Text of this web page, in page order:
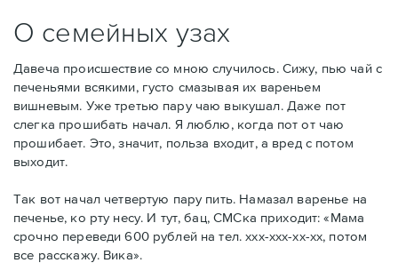
О семейных узах
Давеча происшествие со мною случилось. Сижу, пью чай с
печеньями всякими, густо смазывая их вареньем
вишневым. Уже третью пару чаю выкушал. Даже пот
слегка прошибать начал. Я люблю, когда пот от чаю
прошибает. Это, значит, польза входит, а вред с потом
выходит.
Так вот начал четвертую пару пить. Намазал варенье на
печенье, ко рту несу. И тут, бац, СМСка приходит: «Мама
срочно переведи 600 рублей на тел. ххх-ххх-хх-хх, потом
все расскажу. Вика».